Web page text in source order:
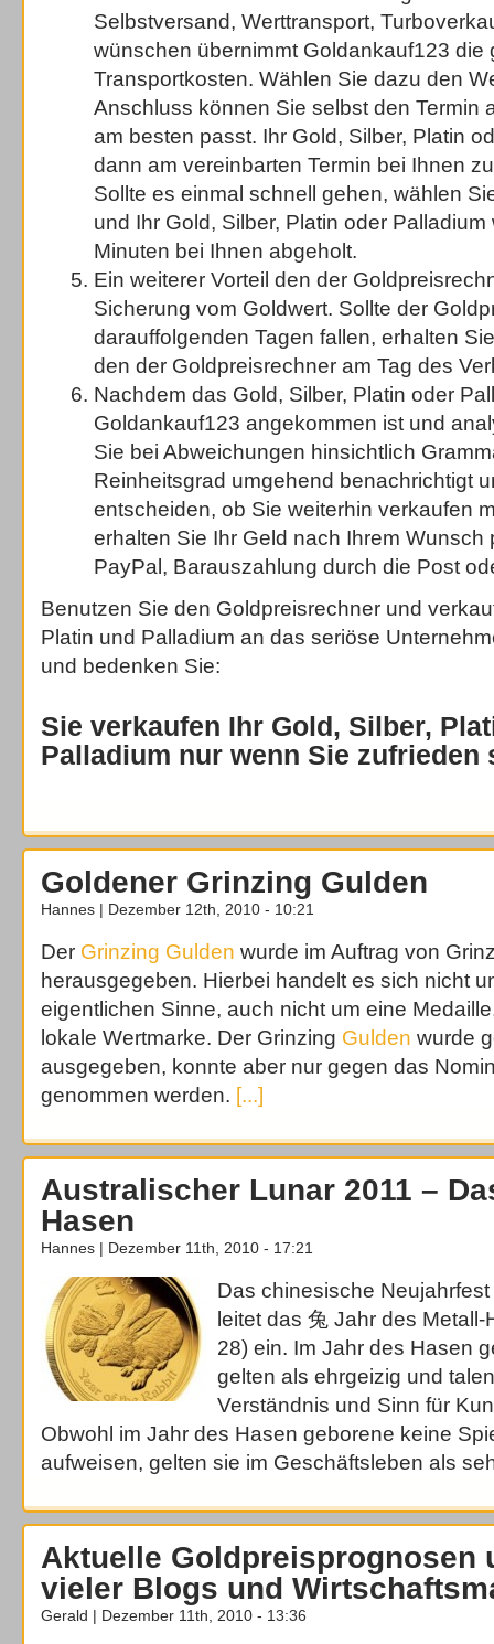
Selbstversand, Werttransport,
wünschen übernimmt Goldankauf123 die
Transportkosten. Wählen Sie dazu den
Anschluss können Sie selbst den Termin
am besten passt. Ihr Gold, Silber, Platin
dann am vereinbarten Termin bei Ihnen
Sollte es einmal schnell gehen, wählen
und Ihr Gold, Silber, Platin oder
Minuten bei Ihnen abgeholt.
Ein weiterer Vorteil den der
Sicherung vom Goldwert. Sollte der
darauffolgenden Tagen fallen, erhalten
den der Goldpreisrechner am Tag des
Nachdem das Gold, Silber, Platin oder
Goldankauf123 angekommen ist und
Sie bei Abweichungen hinsichtlich
Reinheitsgrad umgehend benachrichtigt
entscheiden, ob Sie weiterhin verkaufen
erhalten Sie Ihr Geld nach Ihrem Wunsch
PayPal, Barauszahlung durch die Post
Benutzen Sie den Goldpreisrechner und
Platin und Palladium an das seriöse
und bedenken Sie:
Sie verkaufen Ihr Gold, Silber,
Palladium nur wenn Sie zufrieden
Goldener Grinzing Gulden
Hannes | Dezember 12th, 2010 - 10:21
Der Grinzing Gulden wurde im Auftrag von
herausgegeben. Hierbei handelt es sich nicht
eigentlichen Sinne, auch nicht um eine
lokale Wertmarke. Der Grinzing Gulden wurde
ausgegeben, konnte aber nur gegen das
genommen werden. [...]
Australischer Lunar 2011 –
Hasen
Hannes | Dezember 11th, 2010 - 17:21
Das chinesische
leitet das 兔 Jahr des
28) ein. Im Jahr des Hasen
gelten als ehrgeizig und
Verständnis und Sinn für
Obwohl im Jahr des Hasen geborene keine
aufweisen, gelten sie im Geschäftsleben als
Aktuelle Goldpreisprognosen
vieler Blogs und
Gerald | Dezember 11th, 2010 - 13:36